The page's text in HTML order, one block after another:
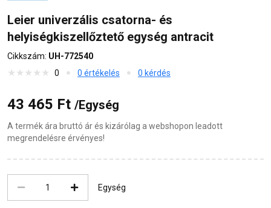
Leier univerzális csatorna- és
helyiségkiszellőztető egység antracit
Cikkszám: UH-772540
0
0 értékelés 0 kérdés
43 465 Ft /Egység
A termék ára bruttó ár és kizárólag a webshopon leadott
megrendelésre érvényes!
Egység